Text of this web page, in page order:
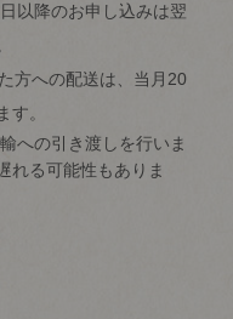
以降のお申し込みは翌
方への配送は、当月20
す。
への引き渡しを行いま
れる可能性もありま